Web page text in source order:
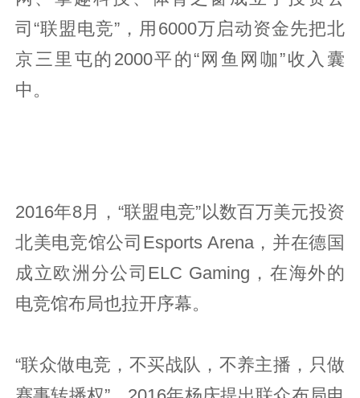
司“联盟电竞”，用6000万启动资金先把北
京三里屯的2000平的“网鱼网咖”收入囊
中。
2016年8月，“联盟电竞”以数百万美元投资
北美电竞馆公司Esports Arena，并在德国
成立欧洲分公司ELC Gaming，在海外的
电竞馆布局也拉开序幕。
“联众做电竞，不买战队，不养主播，只做